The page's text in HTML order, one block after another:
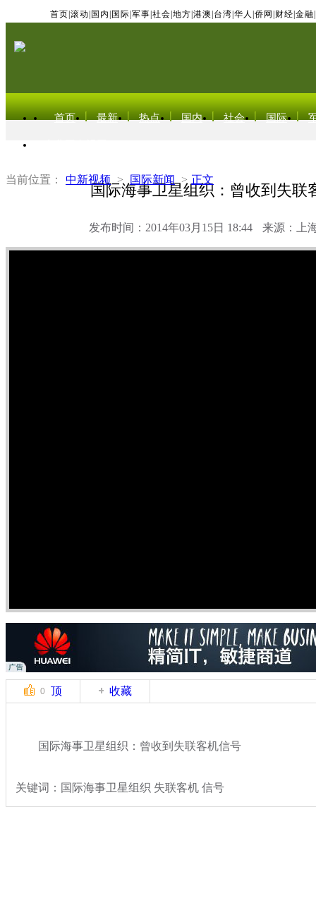
首页 滚动 国内 国际 军事 社会 地方 港澳 台湾 华人 侨网 财经 金融
首页 最新 热点 国内 社会 国际
当前位置： 中新视频 > 国际新闻 > 正文
国际海事卫星组织：曾收到失联
发布时间：2014年03月15日 18:44 来源：上
0 顶 收藏
国际海事卫星组织：曾收到失联客机信号
关键词：国际海事卫星组织 失联客机 信号